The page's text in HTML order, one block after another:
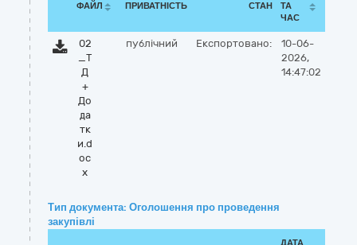
ФАЙЛ ПРИВАТНІСТЬ СТАН
ТА
ЧАС
02
_Т
Д
+
До
да
тк
и.d
oc
x
публічний Експортовано:
10-06-
2026,
14:47:02
Тип документа: Оголошення про проведення
закупівлі